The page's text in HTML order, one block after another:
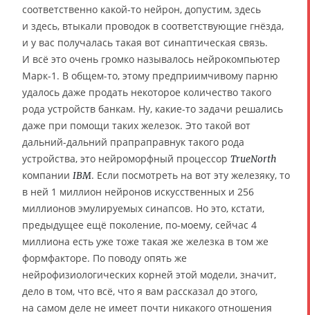
соответственно какой-то нейрон, допустим, здесь
и здесь, втыкали проводок в соответствующие гнёзда,
и у вас получалась такая вот синаптическая связь.
И всё это очень громко называлось нейрокомпьютер
Марк-1. В общем-то, этому предприимчивому парню
удалось даже продать некоторое количество такого
рода устройств банкам. Ну, какие-то задачи решались
даже при помощи таких железок. Это такой вот
дальний-дальний прапраправнук такого рода
устройства, это нейроморфный процессор TrueNorth
компании IBM. Если посмотреть на вот эту железяку, то
в ней 1 миллион нейронов искусственных и 256
миллионов эмулируемых синапсов. Но это, кстати,
предыдущее ещё поколение, по-моему, сейчас 4
миллиона есть уже тоже такая же железка в том же
формфакторе. По поводу опять же
нейрофизиологических корней этой модели, значит,
дело в том, что всё, что я вам рассказал до этого,
на самом деле не имеет почти никакого отношения